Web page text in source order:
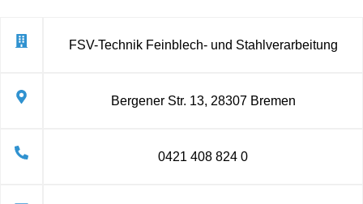
FSV-Technik Feinblech- und Stahlverarbeitung
Bergener Str. 13, 28307 Bremen
0421 408 824 0